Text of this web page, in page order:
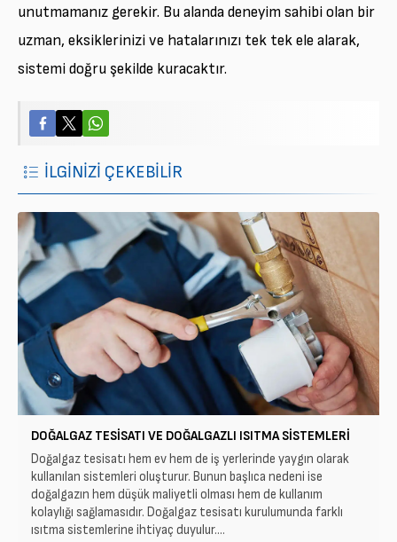
unutmamanız gerekir. Bu alanda deneyim sahibi olan bir
uzman, eksiklerinizi ve hatalarınızı tek tek ele alarak,
sistemi doğru şekilde kuracaktır.
İLGİNİZİ ÇEKEBİLİR
DOĞALGAZ TESISATI VE DOĞALGAZLI ISITMA SISTEMLERI
Doğalgaz tesisatı hem ev hem de iş yerlerinde yaygın olarak
kullanılan sistemleri oluşturur. Bunun başlıca nedeni ise
doğalgazın hem düşük maliyetli olması hem de kullanım
kolaylığı sağlamasıdır. Doğalgaz tesisatı kurulumunda farklı
ısıtma sistemlerine ihtiyaç duyulur....